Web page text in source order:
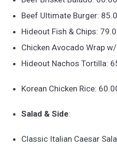
Beef Ultimate Burger:
Hideout Fish & Chips:
Chicken Avocado Wrap
Hideout Nachos Tortilla:
Korean Chicken Rice:
Salad & Side:
Classic Italian Caesar